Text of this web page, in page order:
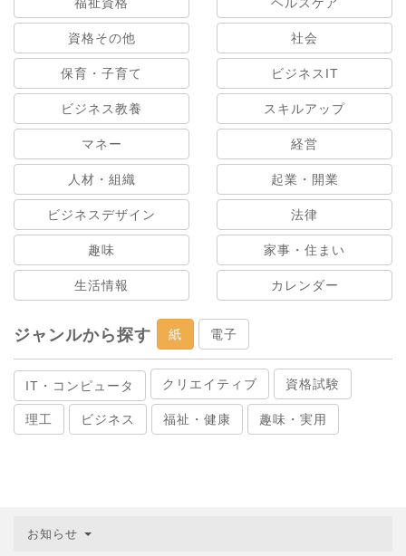
資格その他 社会
保育・子育て ビジネスIT
ビジネス教養 スキルアップ
マネー 経営
人材・組織 起業・開業
ビジネスデザイン 法律
趣味 家事・住まい
生活情報 カレンダー
ジャンルから探す 紙 電子
IT・コンピュータ クリエイティブ 資格試験
理工 ビジネス 福祉・健康 趣味・実用
お知らせ